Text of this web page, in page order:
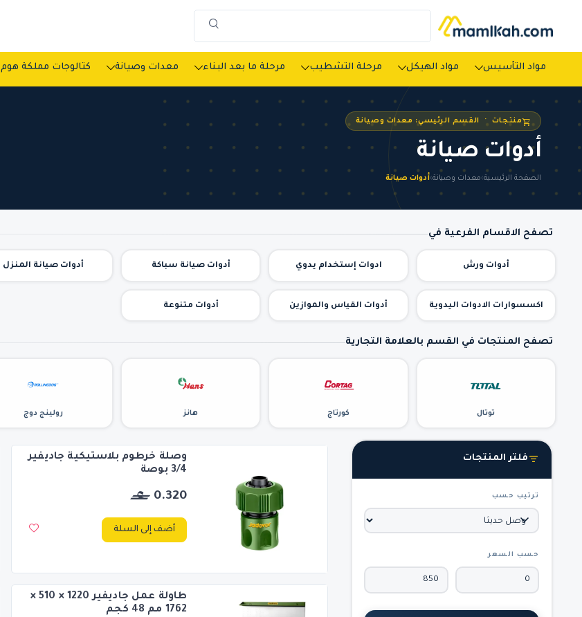
مواد التأسيس مواد الهيكل مرحلة التشطيب مرحلة ما بعد البناء معدات وصيانة كتالوجات مملكة هوم
منتجات · القسم الرئيسي: معدات وصيانة
أدوات صيانة
الصفحة الرئيسية›معدات وصيانة›أدوات صيانة
تصفح الاقسام الفرعية في
أدوات ورش ادوات إستخدام يدوي أدوات صيانة سباكة أدوات صيانة المنزل
اكسسوارات الادوات اليدوية أدوات القياس والموازين أدوات متنوعة
تصفح المنتجات في القسم بالعلامة التجارية
توتال كورتاج هانز رولينج دوج
فلتر المنتجات
ترتيب حسب
حسب السعر
وصلة خرطوم بلاستيكية جاديفير
3/4 بوصة
0.320
أضف إلى السلة
طاولة عمل جاديفير 1220 × 510 ×
1762 مم 48 كجم